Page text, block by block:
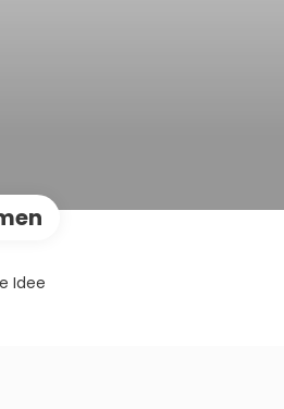
Idee